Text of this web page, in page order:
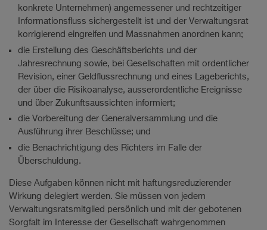
konkrete Unternehmen) angemessener und rechtzeitiger
Informationsfluss sichergestellt ist und der Verwaltungsrat
korrigierend eingreifen und Massnahmen anordnen kann;
die Erstellung des Geschäftsberichts und der
Jahresrechnung sowie, bei Gesellschaften mit ordentlicher
Revision, einer Geldflussrechnung und eines Lageberichts,
der über die Risikoanalyse, ausserordentliche Ereignisse
und über Zukunftsaussichten informiert;
die Vorbereitung der Generalversammlung und die
Ausführung ihrer Beschlüsse; und
die Benachrichtigung des Richters im Falle der
Überschuldung.
Diese Aufgaben können nicht mit haftungsreduzierender
Wirkung delegiert werden. Sie müssen von jedem
Verwaltungsratsmitglied persönlich und mit der gebotenen
Sorgfalt im Interesse der Gesellschaft wahrgenommen